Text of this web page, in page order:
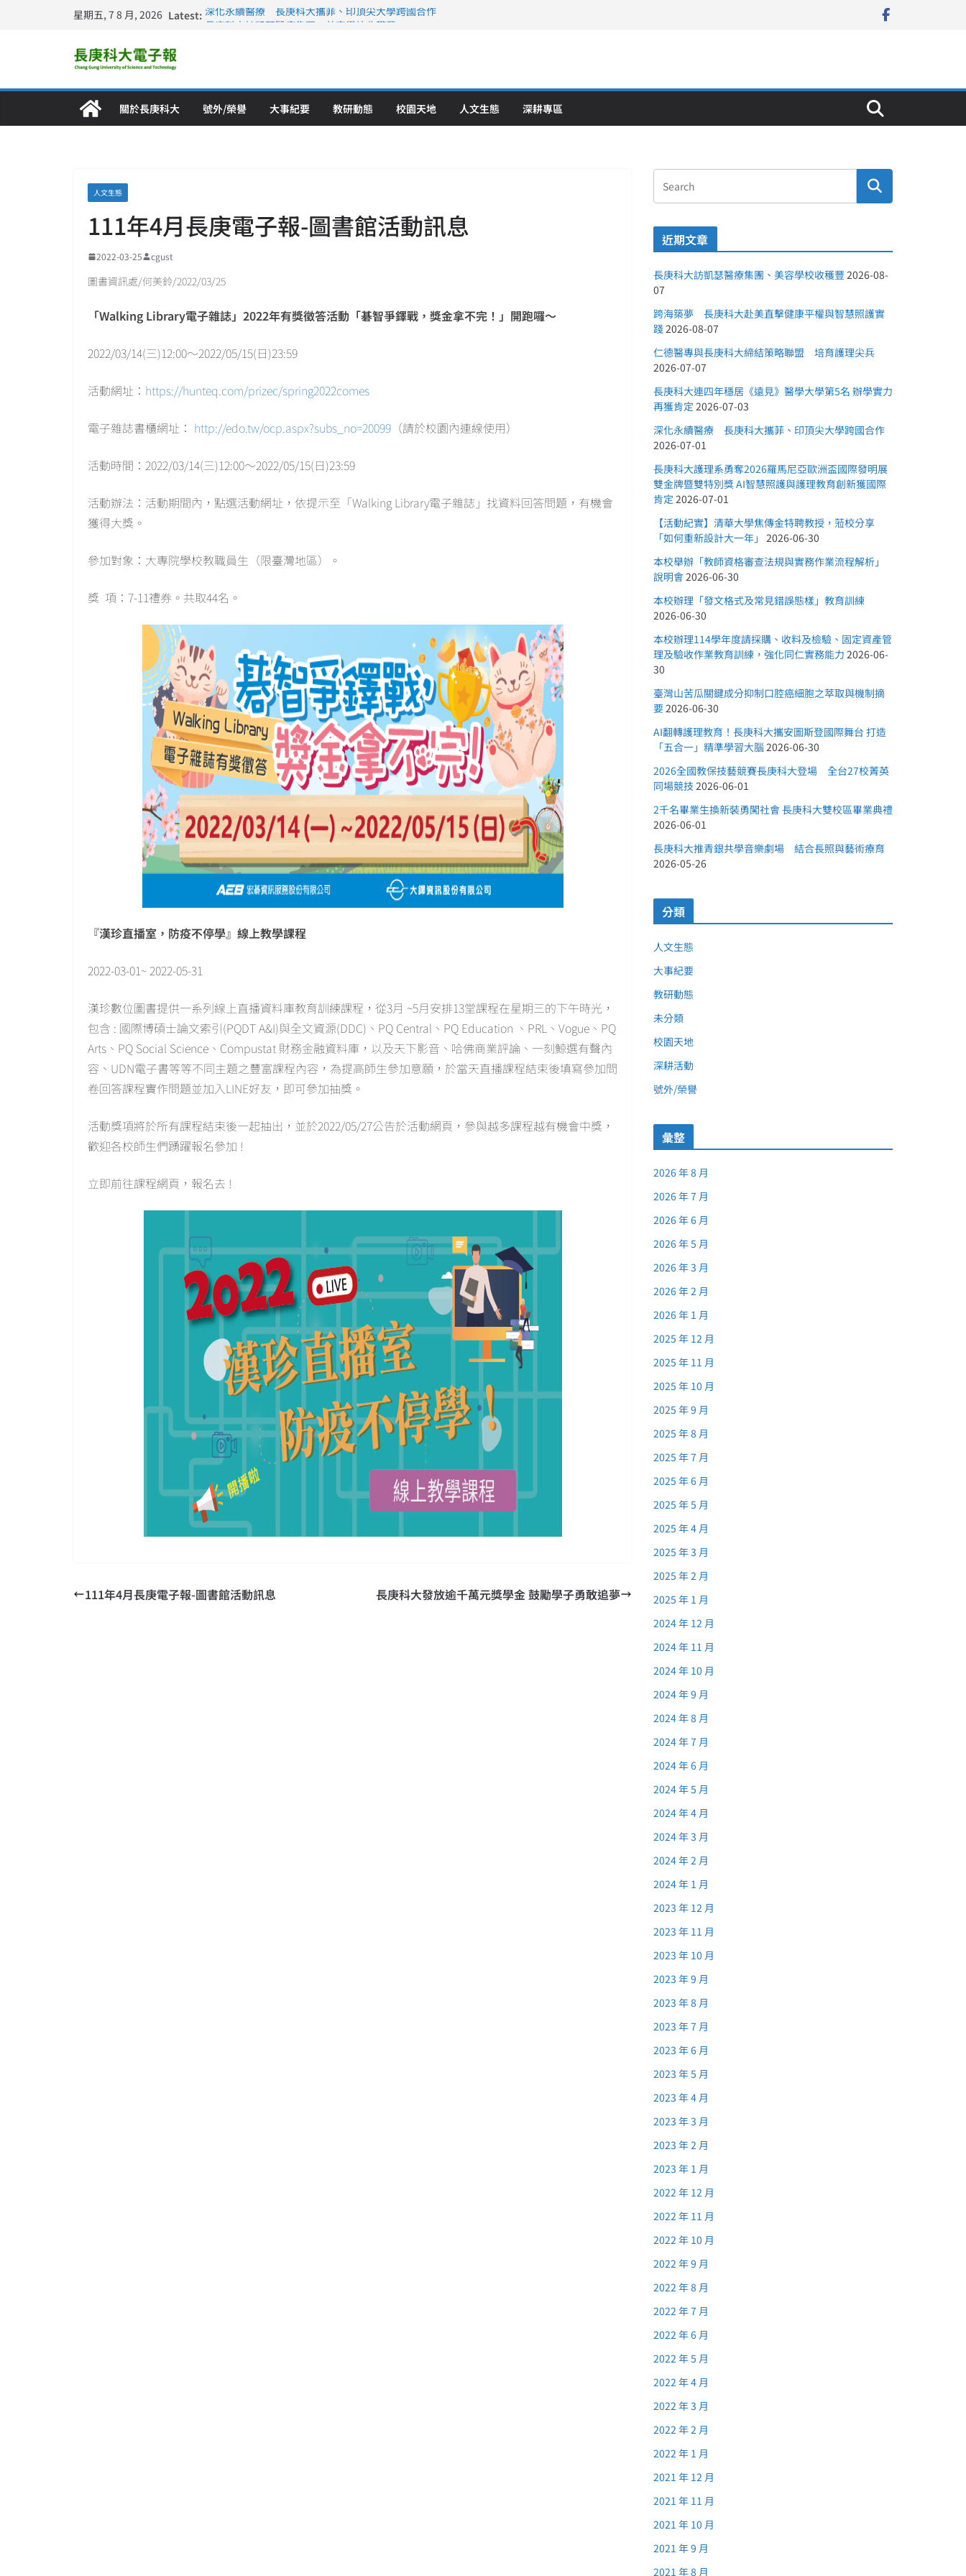
星期五, 7 8 月, 2026 Latest: 深化永續醫療 長庚科大攜菲、印頂尖大學跨國合作
關於長庚科大 號外/榮譽 大事紀要 教研動態 校園天地 人文生態 深耕專區
人文生態
111年4月長庚電子報-圖書館活動訊息
2022-03-25 cgust
圖書資訊處/何美鈴/2022/03/25
「Walking Library電子雜誌」2022年有獎徵答活動「碁智爭鐸戰，獎金拿不完！」開跑囉～
2022/03/14(三)12:00～2022/05/15(日)23:59
活動網址： https://hunteq.com/prizec/spring2022comes
電子雜誌書櫃網址： http://edo.tw/ocp.aspx?subs_no=20099 （請於校園內連線使用）
活動時間：2022/03/14(三)12:00～2022/05/15(日)23:59
活動辦法：活動期間內，點選活動網址，依提示至「Walking Library電子雜誌」找資料回答問題，有機會
獲得大獎。
參加對象：大專院學校教職員生（限臺灣地區）。
獎 項：7-11禮券。共取44名。
『漢珍直播室，防疫不停學』線上教學課程
2022-03-01~ 2022-05-31
漢珍數位圖書提供一系列線上直播資料庫教育訓練課程，從3月 ~5月安排13堂課程在星期三的下午時光，
包含 : 國際博碩士論文索引(PQDT A&I)與全文資源(DDC)、PQ Central、PQ Education 、PRL、Vogue、PQ
Arts、PQ Social Science、Compustat 財務金融資料庫，以及天下影音、哈佛商業評論、一刻鯨選有聲內
容、UDN電子書等等不同主題之豐富課程內容，為提高師生參加意願，於當天直播課程結束後填寫參加問
卷回答課程實作問題並加入LINE好友，即可參加抽獎。
活動獎項將於所有課程結束後一起抽出，並於2022/05/27公告於活動網頁，參與越多課程越有機會中獎，
歡迎各校師生們踴躍報名參加 !
立即前往課程網頁，報名去 !
111年4月長庚電子報-圖書館活動訊息 長庚科大發放逾千萬元獎學金 鼓勵學子勇敢追夢
近期文章
長庚科大訪凱瑟醫療集團、美容學校收穫豐 2026-08-
07
跨海築夢 長庚科大赴美直擊健康平權與智慧照護實
踐2026-08-07
仁德醫專與長庚科大締結策略聯盟 培育護理尖兵
2026-07-07
長庚科大連四年穩居《遠見》醫學大學第5名 辦學實力
再獲肯定 2026-07-03
深化永續醫療 長庚科大攜菲、印頂尖大學跨國合作
2026-07-01
長庚科大護理系勇奪2026羅馬尼亞歐洲盃國際發明展
雙金牌暨雙特別獎 AI智慧照護與護理教育創新獲國際
肯定 2026-07-01
【活動紀實】清華大學焦傳金特聘教授，蒞校分享
「如何重新設計大一年」 2026-06-30
本校舉辦「教師資格審查法規與實務作業流程解析」
說明會2026-06-30
本校辦理「發文格式及常見錯誤態樣」教育訓練
2026-06-30
本校辦理114學年度請採購、收料及檢驗、固定資產管
理及驗收作業教育訓練，強化同仁實務能力 2026-06-
30
臺灣山苦瓜關鍵成分抑制口腔癌細胞之萃取與機制摘
要2026-06-30
AI翻轉護理教育！長庚科大攜安圖斯登國際舞台 打造
「五合一」精準學習大腦 2026-06-30
2026全國教保技藝競賽長庚科大登場 全台27校菁英
同場競技 2026-06-01
2千名畢業生換新裝勇闖社會 長庚科大雙校區畢業典禮
2026-06-01
長庚科大推青銀共學音樂劇場 結合長照與藝術療育
2026-05-26
分類
人文生態
大事紀要
教研動態
未分類
校園天地
深耕活動
號外/榮譽
彙整
2026 年 8 月
2026 年 7 月
2026 年 6 月
2026 年 5 月
2026 年 3 月
2026 年 2 月
2026 年 1 月
2025 年 12 月
2025 年 11 月
2025 年 10 月
2025 年 9 月
2025 年 8 月
2025 年 7 月
2025 年 6 月
2025 年 5 月
2025 年 4 月
2025 年 3 月
2025 年 2 月
2025 年 1 月
2024 年 12 月
2024 年 11 月
2024 年 10 月
2024 年 9 月
2024 年 8 月
2024 年 7 月
2024 年 6 月
2024 年 5 月
2024 年 4 月
2024 年 3 月
2024 年 2 月
2024 年 1 月
2023 年 12 月
2023 年 11 月
2023 年 10 月
2023 年 9 月
2023 年 8 月
2023 年 7 月
2023 年 6 月
2023 年 5 月
2023 年 4 月
2023 年 3 月
2023 年 2 月
2023 年 1 月
2022 年 12 月
2022 年 11 月
2022 年 10 月
2022 年 9 月
2022 年 8 月
2022 年 7 月
2022 年 6 月
2022 年 5 月
2022 年 4 月
2022 年 3 月
2022 年 2 月
2022 年 1 月
2021 年 12 月
2021 年 11 月
2021 年 10 月
2021 年 9 月
2021 年 8 月